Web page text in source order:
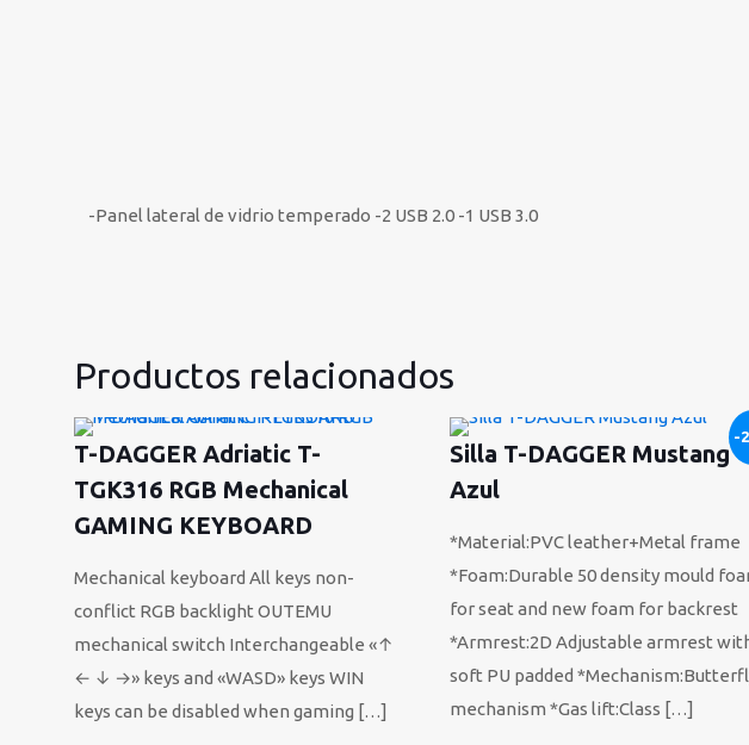
-Panel lateral de vidrio temperado -2 USB 2.0 -1 USB 3.0
Productos relacionados
T-DAGGER Adriatic T-
TGK316 RGB Mechanical
GAMING KEYBOARD
Mechanical keyboard All keys non-
conflict RGB backlight OUTEMU
mechanical switch Interchangeable «↑
← ↓ →» keys and «WASD» keys WIN
keys can be disabled when gaming […]
-
Silla T-DAGGER Mustang
Azul
*Material:PVC leather+Metal frame
*Foam:Durable 50 density mould
for seat and new foam for backrest
*Armrest:2D Adjustable armrest
soft PU padded
mechanism *Gas lift:Class […]